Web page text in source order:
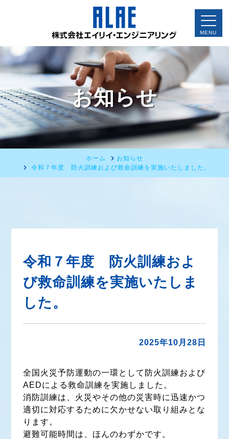
お知らせ
ホーム
お知らせ
令和７年度 防火訓練および救命訓練を実施いたしました。
令和７年度 防火訓練およ
び救命訓練を実施いたしま
した。
2025年10月28日
全国火災予防運動の一環として防火訓練および
AEDによる救命訓練を実施しました。
消防訓練は、火災やその他の災害時に迅速かつ
適切に対応するために欠かせない取り組みとな
ります。
避難可能時間は、ほんのわずかです。